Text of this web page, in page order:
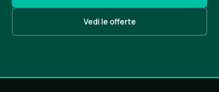
Vedi le offerte